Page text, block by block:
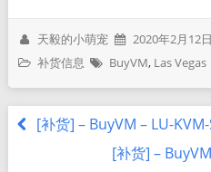
天毅的小萌宠 2020年2月12日
补货信息
BuyVM, Las Vegas
[补货] – BuyVM – LU-
[补货] –